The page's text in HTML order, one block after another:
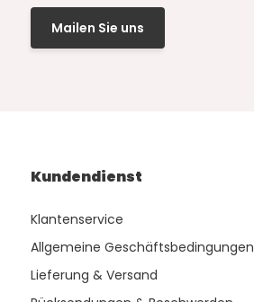
Mailen Sie uns
Kundendienst
Klantenservice
Allgemeine Geschäftsbedingungen
Lieferung & Versand